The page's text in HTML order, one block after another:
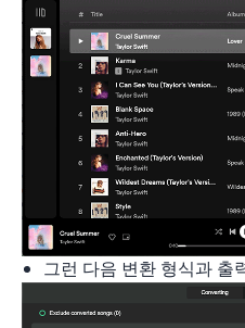
그런 다음 변환 형식과 출